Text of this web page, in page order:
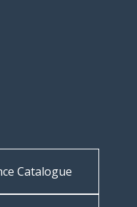
Catalogue